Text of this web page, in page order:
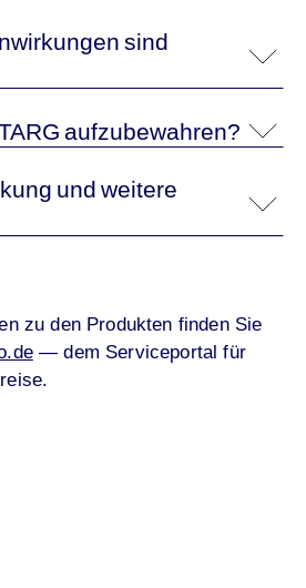
aufzubewahren?
zu den Produkten finden Sie
— dem Serviceportal für